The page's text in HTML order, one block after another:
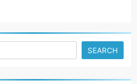
SEARCH